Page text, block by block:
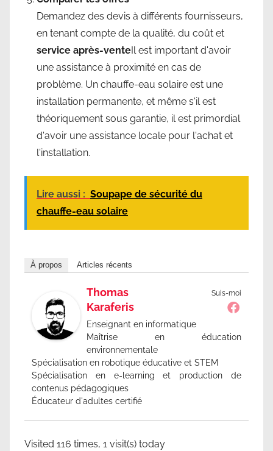
Demandez des devis à différents fournisseurs,
en tenant compte de la qualité, du coût et
service après-vente Il est important d'avoir
une assistance à proximité en cas de
problème. Un chauffe-eau solaire est une
installation permanente, et même s'il est
théoriquement sous garantie, il est primordial
d'avoir une assistance locale pour l'achat et
l'installation.
Lire aussi : Soupape de sécurité du
chauffe-eau solaire
À propos Articles récents
Suis-moi
Thomas
Karaferis
Enseignant en informatique
Maîtrise en éducation
environnementale
Spécialisation en robotique éducative et STEM
Spécialisation en e-learning et production de
contenus pédagogiques
Éducateur d'adultes certifié
Visited 116 times, 1 visit(s) today